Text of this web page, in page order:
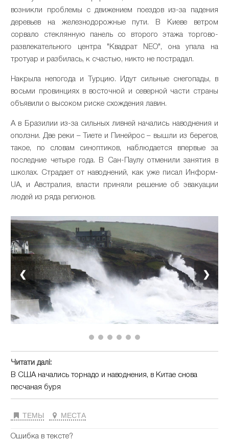
возникли проблемы с движением поездов из-за падения
деревьев на железнодорожные пути. В Киеве ветром
сорвало стеклянную панель со второго этажа торгово-
развлекательного центра "Квадрат NEO", она упала на
тротуар и разбилась, к счастью, никто не пострадал.
Накрыла непогода и Турцию. Идут сильные снегопады, в
восьми провинциях в восточной и северной части страны
объявили о высоком риске схождения лавин.
А в Бразилии из-за сильных ливней начались наводнения и
оползни. Две реки – Тиете и Пинейрос – вышли из берегов,
такое, по словам синоптиков, наблюдается впервые за
последние четыре года. В Сан-Паулу отменили занятия в
школах. Страдает от наводнений, как уже писал Информ-
UA, и Австралия, власти приняли решение об эвакуации
людей из ряда регионов.
❮ ❯
Читати далі:
В США начались торнадо и наводнения, в Китае снова
песчаная буря
ТЕМЫ МЕСТА
Ошибка в тексте?